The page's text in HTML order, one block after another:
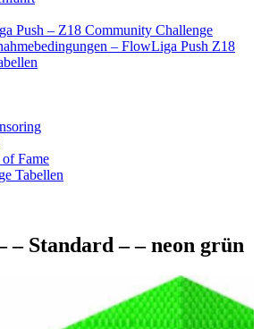
Push – Z18 Community Challenge
– FlowLiga Push Z18
Fame
Tabellen
– Standard – – neon grün